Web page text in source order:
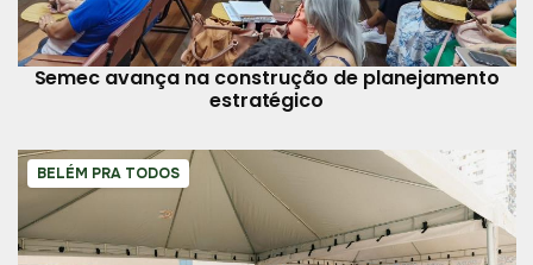
Semec avança na construção de planejamento
estratégico
BELÉM PRA TODOS